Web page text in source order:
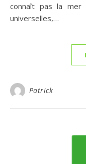
connaît pas la mer
universelles,…
Patrick